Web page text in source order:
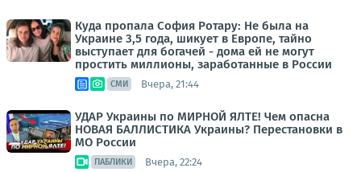
Куда пропала София Ротару: Не была на
Украине 3,5 года, шикует в Европе, тайно
выступает для богачей - дома ей не могут
простить миллионы, заработанные в России
СМИ Вчера, 21:44
УДАР Украины по МИРНОЙ ЯЛТЕ! Чем опасна
НОВАЯ БАЛЛИСТИКА Украины? Перестановки в
МО России
ПАБЛИКИ Вчера, 22:24